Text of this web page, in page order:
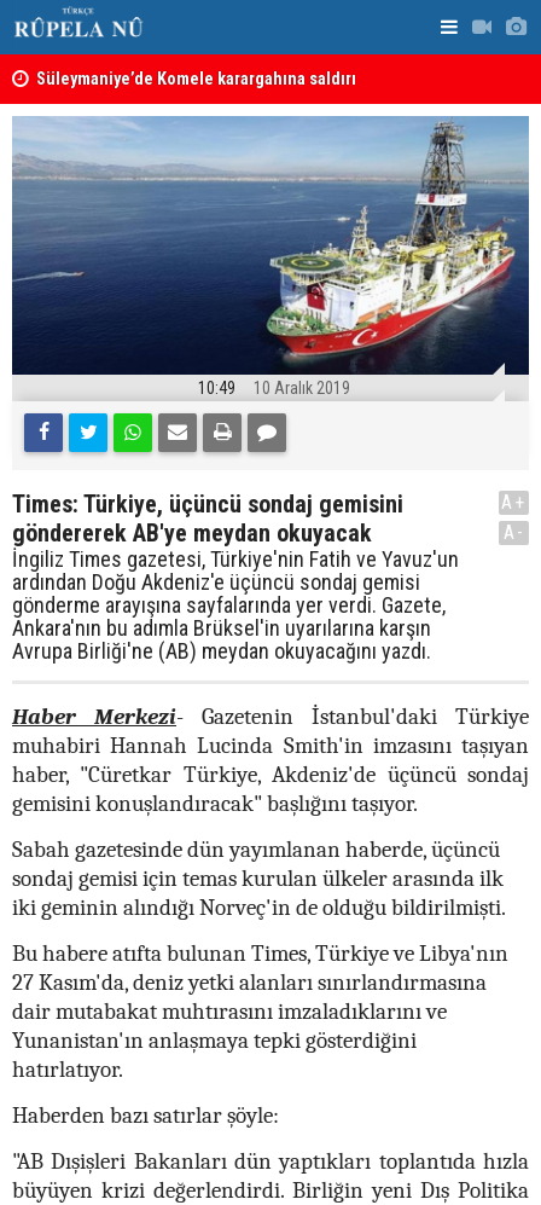
Süleymaniye’de Komele karargahına saldırı
sonuçlar
10:49 10 Aralık 2019
Times: Türkiye, üçüncü sondaj gemisini
göndererek AB'ye meydan okuyacak
İngiliz Times gazetesi, Türkiye'nin Fatih ve Yavuz'un
ardından Doğu Akdeniz'e üçüncü sondaj gemisi
gönderme arayışına sayfalarında yer verdi. Gazete,
Ankara'nın bu adımla Brüksel'in uyarılarına karşın
Avrupa Birliği'ne (AB) meydan okuyacağını yazdı.
A+
A-
Haber Merkezi- Gazetenin İstanbul'daki Türkiye
muhabiri Hannah Lucinda Smith'in imzasını taşıyan
haber, "Cüretkar Türkiye, Akdeniz'de üçüncü sondaj
gemisini konuşlandıracak" başlığını taşıyor.
Sabah gazetesinde dün yayımlanan haberde, üçüncü
sondaj gemisi için temas kurulan ülkeler arasında ilk
iki geminin alındığı Norveç'in de olduğu bildirilmişti.
Bu habere atıfta bulunan Times, Türkiye ve Libya'nın
27 Kasım'da, deniz yetki alanları sınırlandırmasına
dair mutabakat muhtırasını imzaladıklarını ve
Yunanistan'ın anlaşmaya tepki gösterdiğini
hatırlatıyor.
Haberden bazı satırlar şöyle:
"AB Dışişleri Bakanları dün yaptıkları toplantıda hızla
büyüyen krizi değerlendirdi. Birliğin yeni Dış Politika